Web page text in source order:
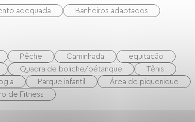
adequada Banheiros adaptados
Pêche Caminhada
equitação
Quadra de boliche/pétanque
Tênis
Parque infantil
Área de piquenique
de Fitness